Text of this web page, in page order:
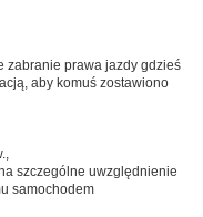
zabranie prawa jazdy gdzieś
aby komuś zostawiono
szczególne uwzględnienie
samochodem